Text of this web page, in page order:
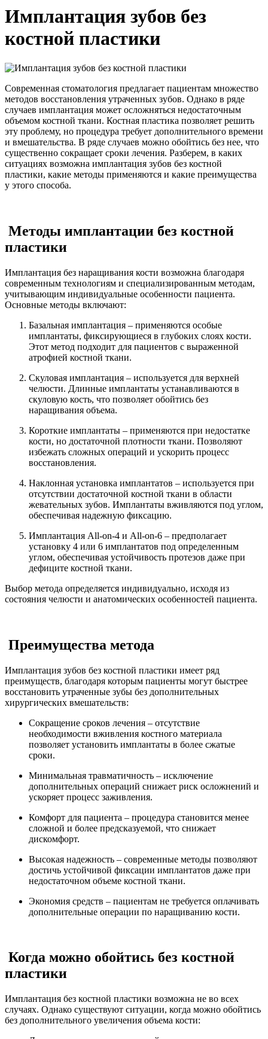
Имплантация зубов без
костной пластики
Современная стоматология предлагает пациентам множество
методов восстановления утраченных зубов. Однако в ряде
случаев имплантация может осложняться недостаточным
объемом костной ткани. Костная пластика позволяет решить
эту проблему, но процедура требует дополнительного времени
и вмешательства. В ряде случаев можно обойтись без нее, что
существенно сокращает сроки лечения. Разберем, в каких
ситуациях возможна имплантация зубов без костной
пластики, какие методы применяются и какие преимущества
у этого способа.
Методы имплантации без костной
пластики
Имплантация без наращивания кости возможна благодаря
современным технологиям и специализированным методам,
учитывающим индивидуальные особенности пациента.
Основные методы включают:
Базальная имплантация – применяются особые
имплантаты, фиксирующиеся в глубоких слоях кости.
Этот метод подходит для пациентов с выраженной
атрофией костной ткани.
Скуловая имплантация – используется для верхней
челюсти. Длинные имплантаты устанавливаются в
скуловую кость, что позволяет обойтись без
наращивания объема.
Короткие имплантаты – применяются при недостатке
кости, но достаточной плотности ткани. Позволяют
избежать сложных операций и ускорить процесс
восстановления.
Наклонная установка имплантатов – используется при
отсутствии достаточной костной ткани в области
жевательных зубов. Имплантаты вживляются под углом,
обеспечивая надежную фиксацию.
Имплантация All-on-4 и All-on-6 – предполагает
установку 4 или 6 имплантатов под определенным
углом, обеспечивая устойчивость протезов даже при
дефиците костной ткани.
Выбор метода определяется индивидуально, исходя из
состояния челюсти и анатомических особенностей пациента.
Преимущества метода
Имплантация зубов без костной пластики имеет ряд
преимуществ, благодаря которым пациенты могут быстрее
восстановить утраченные зубы без дополнительных
хирургических вмешательств:
Сокращение сроков лечения – отсутствие
необходимости вживления костного материала
позволяет установить имплантаты в более сжатые
сроки.
Минимальная травматичность – исключение
дополнительных операций снижает риск осложнений и
ускоряет процесс заживления.
Комфорт для пациента – процедура становится менее
сложной и более предсказуемой, что снижает
дискомфорт.
Высокая надежность – современные методы позволяют
достичь устойчивой фиксации имплантатов даже при
недостаточном объеме костной ткани.
Экономия средств – пациентам не требуется оплачивать
дополнительные операции по наращиванию кости.
Когда можно обойтись без костной
пластики
Имплантация без костной пластики возможна не во всех
случаях. Однако существуют ситуации, когда можно обойтись
без дополнительного увеличения объема кости: